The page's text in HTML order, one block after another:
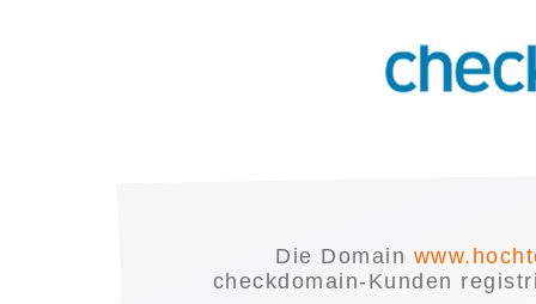
Die Domain
checkdomain-Kunden